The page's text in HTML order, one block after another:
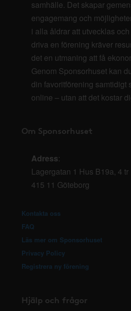
samhälle. Det skapar
engagemang och
i alla åldrar att utvecklas
driva en förening kräver
det en utmaning att få
Genom Sponsorhuset kan
din favoritförening samtidigt
online – utan att det kostar
Om Sponsorhuset
Adress:
Lagergatan 1 Hus B19a, 4 tr
415 11 Göteborg
Kontakta oss
FAQ
Läs mer om Sponsorhuset
Privacy Policy
Registrera ny förening
Hjälp och frågor